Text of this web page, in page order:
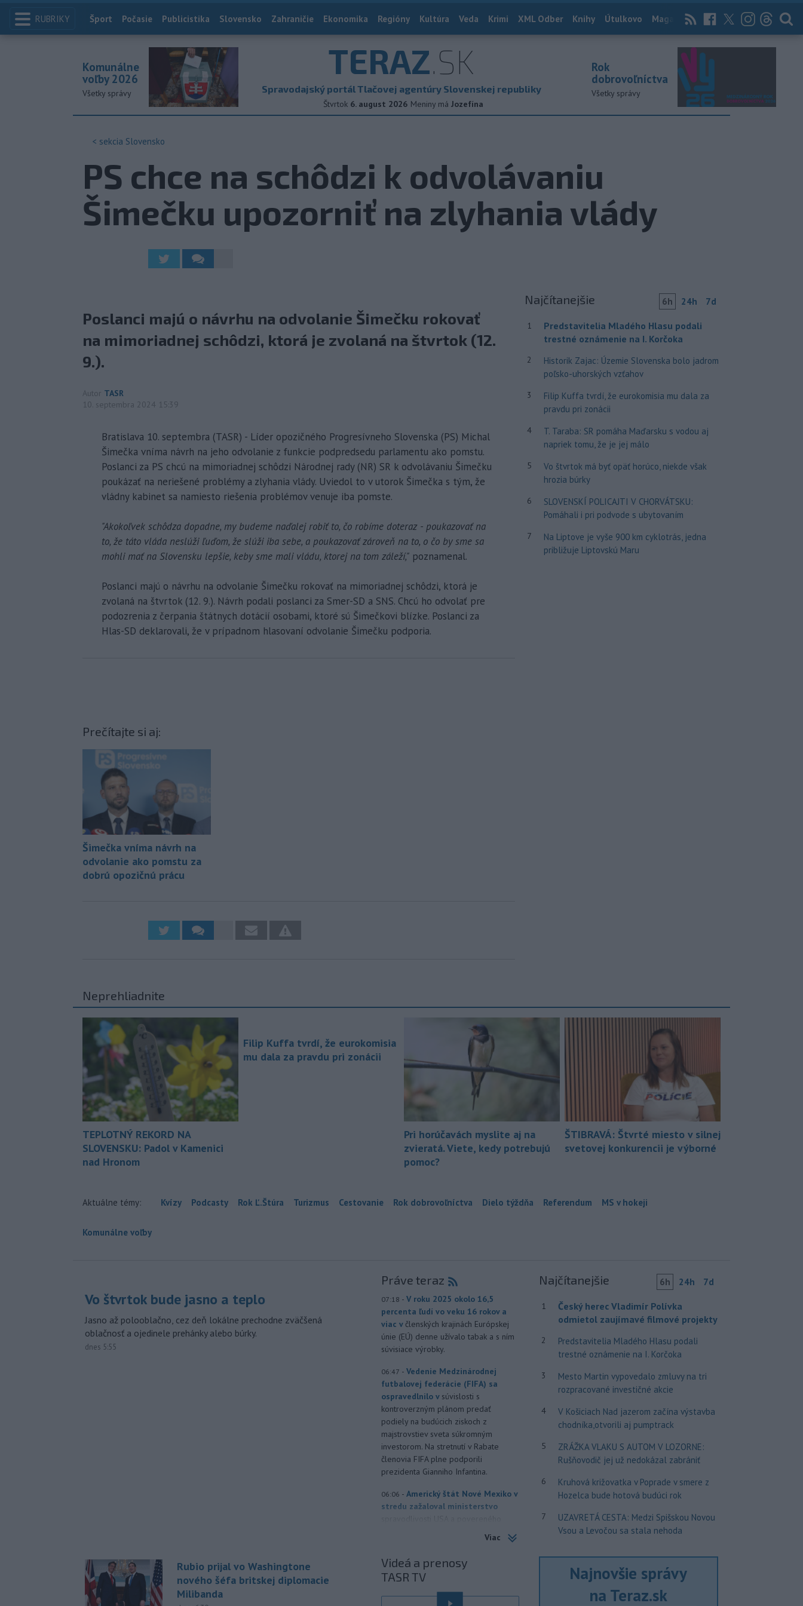
RUBRIKY Index
Šport Počasie Publicistika Slovensko Zahraničie Ekonomika Regióny Kultúra Veda Krimi XML Odber Knihy Útulkovo Magazín News Now Archív
TERAZ.SK
Spravodajský portál Tlačovej agentúry Slovenskej republiky
Štvrtok 6. august 2026 Meniny má Jozefína
Komunálne
voľby 2026
Všetky správy
Rok
dobrovoľníctva
Všetky správy
< sekcia Slovensko
PS chce na schôdzi k odvolávaniu
Šimečku upozorniť na zlyhania vlády
Poslanci majú o návrhu na odvolanie Šimečku rokovať
na mimoriadnej schôdzi, ktorá je zvolaná na štvrtok (12.
9.).
Autor TASR
10. septembra 2024 15:39
Bratislava 10. septembra (TASR) - Líder opozičného Progresívneho Slovenska (PS) Michal
Šimečka vníma návrh na jeho odvolanie z funkcie podpredsedu parlamentu ako pomstu.
Poslanci za PS chcú na mimoriadnej schôdzi Národnej rady (NR) SR k odvolávaniu Šimečku
poukázať na neriešené problémy a zlyhania vlády. Uviedol to v utorok Šimečka s tým, že
vládny kabinet sa namiesto riešenia problémov venuje iba pomste.
"Akokoľvek schôdza dopadne, my budeme naďalej robiť to, čo robíme doteraz - poukazovať na
to, že táto vláda neslúži ľuďom, že slúži iba sebe, a poukazovať zároveň na to, o čo by sme sa
mohli mať na Slovensku lepšie, keby sme mali vládu, ktorej na tom záleží," poznamenal.
Poslanci majú o návrhu na odvolanie Šimečku rokovať na mimoriadnej schôdzi, ktorá je
zvolaná na štvrtok (12. 9.). Návrh podali poslanci za Smer-SD a SNS. Chcú ho odvolať pre
podozrenia z čerpania štátnych dotácií osobami, ktoré sú Šimečkovi blízke. Poslanci za
Hlas-SD deklarovali, že v prípadnom hlasovaní odvolanie Šimečku podporia.
Prečítajte si aj:
Šimečka vníma návrh na
odvolanie ako pomstu za
dobrú opozičnú prácu
Najčítanejšie 6h 24h 7d
1
Predstavitelia Mladého Hlasu podali
trestné oznámenie na I. Korčoka
2
Historik Zajac: Územie Slovenska bolo jadrom
poľsko-uhorských vzťahov
3
Filip Kuffa tvrdí, že eurokomisia mu dala za
pravdu pri zonácii
4
T. Taraba: SR pomáha Maďarsku s vodou aj
napriek tomu, že je jej málo
5
Vo štvrtok má byť opäť horúco, niekde však
hrozia búrky
6
SLOVENSKÍ POLICAJTI V CHORVÁTSKU:
Pomáhali i pri podvode s ubytovaním
7
Na Liptove je vyše 900 km cyklotrás, jedna
približuje Liptovskú Maru
Neprehliadnite
TEPLOTNÝ REKORD NA
SLOVENSKU: Padol v Kamenici
nad Hronom
Filip Kuffa tvrdí, že eurokomisia
mu dala za pravdu pri zonácii
Pri horúčavách myslite aj na
zvieratá. Viete, kedy potrebujú
pomoc?
ŠTIBRAVÁ: Štvrté miesto v silnej
svetovej konkurencii je výborné
Aktuálne témy: Kvízy Podcasty Rok Ľ.Štúra Turizmus Cestovanie Rok dobrovoľníctva Dielo týždňa Referendum MS v hokeji
Komunálne voľby
Vo štvrtok bude jasno a teplo
Jasno až polooblačno, cez deň lokálne prechodne zväčšená
oblačnosť a ojedinele prehánky alebo búrky.
dnes 5:55
Rubio prijal vo Washingtone
nového šéfa britskej diplomacie
Milibanda
Práve teraz
07:18 - V roku 2025 okolo 16,5
percenta ľudí vo veku 16 rokov a
viac v členských krajinách Európskej
únie (EÚ) denne užívalo tabak a s ním
súvisiace výrobky.
06:47 - Vedenie Medzinárodnej
futbalovej federácie (FIFA) sa
ospravedlnilo v súvislosti s
kontroverzným plánom predať
podiely na budúcich ziskoch z
majstrovstiev sveta súkromným
investorom. Na stretnutí v Rabate
členovia FIFA plne podporili
prezidenta Gianniho Infantina.
06:06 - Americký štát Nové Mexiko v
stredu zažaloval ministerstvo
federálne úrady mu bránia vo
vyšetrovaní sexuálnych trestných činov
odsúdeného sexuálneho delikventa
Jeffreyho Epsteina.
Štátny tajomník
Viac
Videá a prenosy
TASR TV
Najčítanejšie 6h 24h 7d
1
Český herec Vladimír Polívka
odmietol zaujímavé filmové projekty
2
Predstavitelia Mladého Hlasu podali
trestné oznámenie na I. Korčoka
3
Mesto Martin vypovedalo zmluvy na tri
rozpracované investičné akcie
4
V Košiciach Nad jazerom začína výstavba
chodníka,otvorili aj pumptrack
5
ZRÁŽKA VLAKU S AUTOM V LOZORNE:
Rušňovodič jej už nedokázal zabrániť
6
Kruhová križovatka v Poprade v smere z
Hozelca bude hotová budúci rok
7
UZAVRETÁ CESTA: Medzi Spišskou Novou
Vsou a Levočou sa stala nehoda
Najnovšie správy
na Teraz.sk